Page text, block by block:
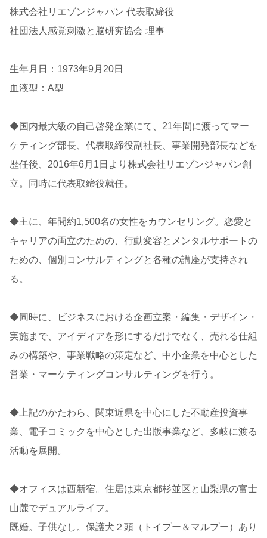
株式会社リエゾンジャパン 代表取締役
社団法人感覚刺激と脳研究協会 理事
生年月日：1973年9月20日
血液型：A型
◆国内最大級の自己啓発企業にて、21年間に渡ってマー
ケティング部長、代表取締役副社長、事業開発部長などを
歴任後、2016年6月1日より株式会社リエゾンジャパン創
立。同時に代表取締役就任。
◆主に、年間約1,500名の女性をカウンセリング。恋愛と
キャリアの両立のための、行動変容とメンタルサポートの
ための、個別コンサルティングと各種の講座が支持され
る。
◆同時に、ビジネスにおける企画立案・編集・デザイン・
実施まで、アイディアを形にするだけでなく、売れる仕組
みの構築や、事業戦略の策定など、中小企業を中心とした
営業・マーケティングコンサルティングを行う。
◆上記のかたわら、関東近県を中心にした不動産投資事
業、電子コミックを中心とした出版事業など、多岐に渡る
活動を展開。
◆オフィスは西新宿。住居は東京都杉並区と山梨県の富士
山麓でデュアルライフ。
既婚。子供なし。保護犬２頭（トイプー＆マルプー）あり